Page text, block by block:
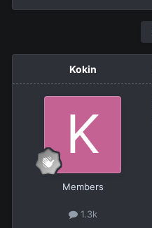
Kokin
Members
1.3k